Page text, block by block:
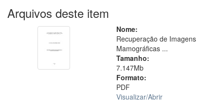
Arquivos deste item
Nome:
Recuperação de Imagens
Mamográficas ...
Tamanho:
7.147Mb
Formato:
PDF
Visualizar/Abrir